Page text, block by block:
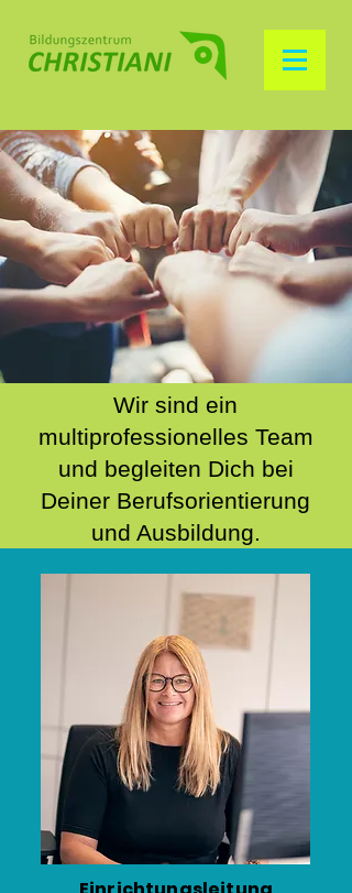
Wir sind ein
multiprofessionelles Team
und begleiten Dich bei
Deiner Berufsorientierung
und Ausbildung.